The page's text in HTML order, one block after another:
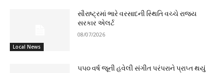
Local News
સૌરાષ્ટ્રમાં ભારે વરસાદની સ્થિતિ વચ્ચે રાજ્ય
સરકાર એલર્ટ
08/07/2026
૫૫૦ વર્ષ જૂની હવેલી સંગીત પરંપરાને પ્રાપ્ત થયું